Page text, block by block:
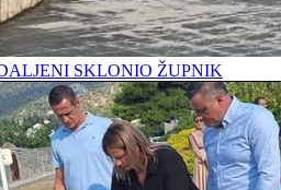
SKLONIO ŽUPNIK